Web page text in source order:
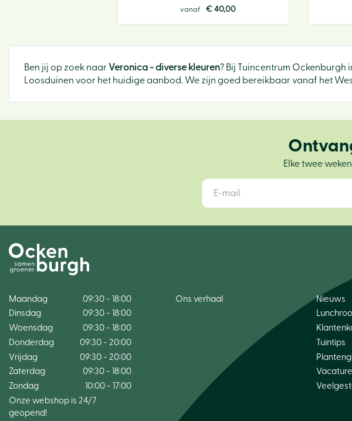
vanaf € 40,00
Ben jij op zoek naar Veronica - diverse kleuren? Bij Tuincentrum Ockenburgh
Loosduinen voor het huidige aanbod. We zijn goed bereikbaar vanaf het
Elke twee
Maandag
09:30 - 18:00
Dinsdag
09:30 - 18:00
Woensdag
09:30 - 18:00
Donderdag
09:30 - 20:00
Vrijdag
09:30 - 20:00
Zaterdag
09:30 - 18:00
Zondag
10:00 - 17:00
Onze webshop is 24/7
geopend!
Ons verhaal
Nieuws
Tuintips